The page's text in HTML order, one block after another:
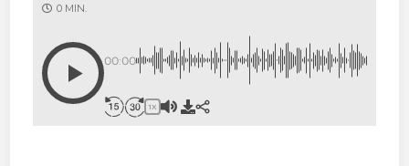
0 MIN.
00:00
1X